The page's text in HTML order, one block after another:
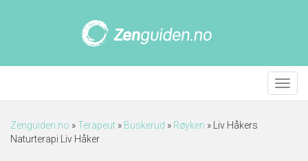
Meny
Zenguiden.no »Terapeut » Buskerud » Røyken »
Liv Håkers
Naturterapi Liv Håker